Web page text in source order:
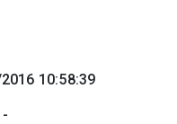
10:58:39